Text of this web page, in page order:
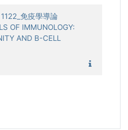
免疫學導論
OF IMMUNOLOGY:
AND B-CELL